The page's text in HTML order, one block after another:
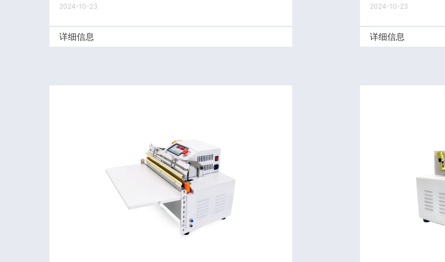
2024-10-23
详细信息
2024-10-23
详细信息